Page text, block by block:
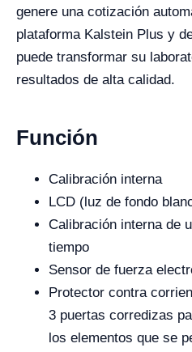
genere una cotización
plataforma Kalstein Plus y
puede transformar su
resultados de alta calidad.
Función
Calibración interna
LCD (luz de fondo
Calibración interna de
tiempo
Sensor de fuerza
Protector contra
3 puertas corredizas
los elementos que se